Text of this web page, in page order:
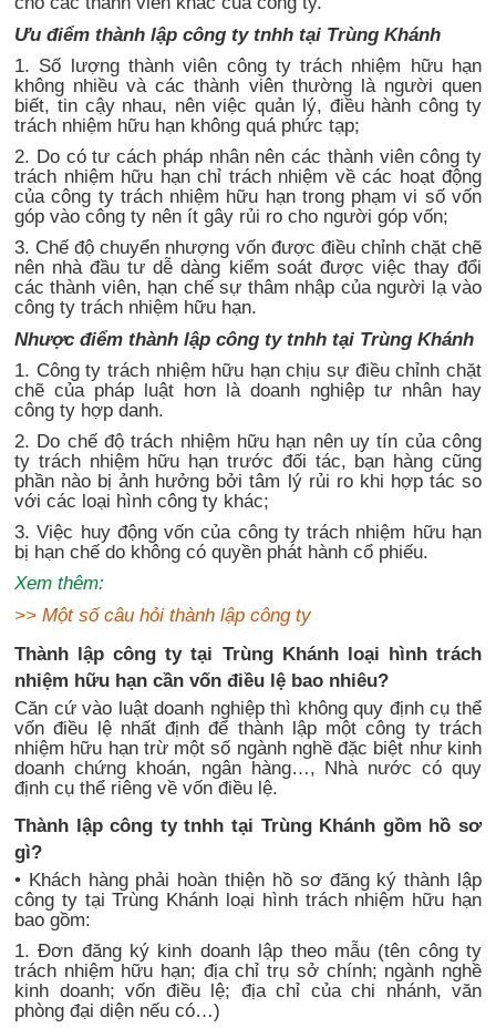
Ưu điểm thành lập công ty tnhh tại Trùng Khánh
1. Số lượng thành viên công ty trách nhiệm hữu hạn
không nhiều và các thành viên thường là người quen
biết, tin cậy nhau, nên việc quản lý, điều hành công ty
trách nhiệm hữu hạn không quá phức tạp;
2. Do có tư cách pháp nhân nên các thành viên công ty
trách nhiệm hữu hạn chỉ trách nhiệm về các hoạt động
của công ty trách nhiệm hữu hạn trong phạm vi số vốn
góp vào công ty nên ít gây rủi ro cho người góp vốn;
3. Chế độ chuyển nhượng vốn được điều chỉnh chặt chẽ
nên nhà đầu tư dễ dàng kiểm soát được việc thay đổi
các thành viên, hạn chế sự thâm nhập của người lạ vào
công ty trách nhiệm hữu hạn.
Nhược điểm thành lập công ty tnhh tại Trùng Khánh
1. Công ty trách nhiệm hữu hạn chịu sự điều chỉnh chặt
chẽ của pháp luật hơn là doanh nghiệp tư nhân hay
công ty hợp danh.
2. Do chế độ trách nhiệm hữu hạn nên uy tín của công
ty trách nhiệm hữu hạn trước đối tác, bạn hàng cũng
phần nào bị ảnh hưởng bởi tâm lý rủi ro khi hợp tác so
với các loại hình công ty khác;
3. Việc huy động vốn của công ty trách nhiệm hữu hạn
bị hạn chế do không có quyền phát hành cổ phiếu.
Xem thêm:
>> Một số câu hỏi thành lập công ty
Thành lập công ty tại Trùng Khánh loại hình trách
nhiệm hữu hạn cần vốn điều lệ bao nhiêu?
Căn cứ vào luật doanh nghiệp thì không quy định cụ thể
vốn điều lệ nhất định để thành lập một công ty trách
nhiệm hữu hạn trừ một số ngành nghề đặc biệt như kinh
doanh chứng khoán, ngân hàng…, Nhà nước có quy
định cụ thể riêng về vốn điều lệ.
Thành lập công ty tnhh tại Trùng Khánh gồm hồ sơ
gì?
• Khách hàng phải hoàn thiện hồ sơ đăng ký thành lập
công ty tại Trùng Khánh loại hình trách nhiệm hữu hạn
bao gồm:
1. Đơn đăng ký kinh doanh lập theo mẫu (tên công ty
trách nhiệm hữu hạn; địa chỉ trụ sở chính; ngành nghề
kinh doanh; vốn điều lệ; địa chỉ của chi nhánh, văn
phòng đại diện nếu có…)